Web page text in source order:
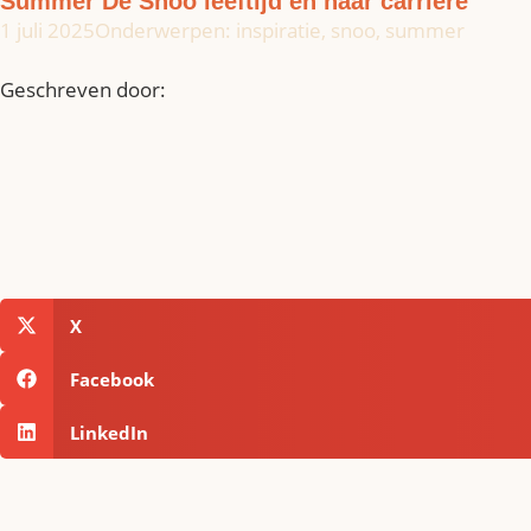
1 juli 2025Onderwerpen: inspiratie, snoo, summer
Geschreven door:
X
Facebook
LinkedIn